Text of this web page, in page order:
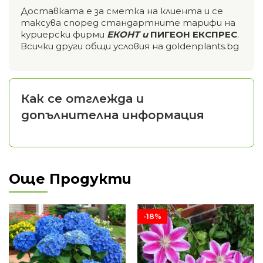
Доставката е за сметка на клиента и се
таксува според стандартните тарифи на
куриерски фирми ЕКОНТ и ПИГЕОН ЕКСПРЕС.
Всички други общи условия на goldenplants.bg
Как се отглежда и
допълнителна информация
Още Продукти
-18%